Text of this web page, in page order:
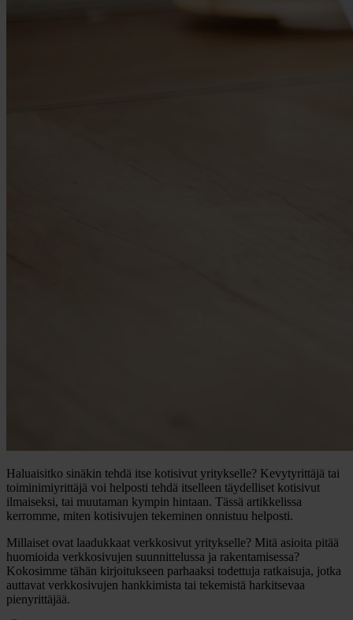
Haluaisitko sinäkin tehdä itse kotisivut yritykselle? Kevytyrittäjä tai
toiminimiyrittäjä voi helposti tehdä itselleen täydelliset kotisivut
ilmaiseksi, tai muutaman kympin hintaan. Tässä artikkelissa
kerromme, miten kotisivujen tekeminen onnistuu helposti.
Millaiset ovat laadukkaat verkkosivut yritykselle? Mitä asioita pitää
huomioida verkkosivujen suunnittelussa ja rakentamisessa?
Kokosimme tähän kirjoitukseen parhaaksi todettuja ratkaisuja, jotka
auttavat verkkosivujen hankkimista tai tekemistä harkitsevaa
pienyrittäjää.